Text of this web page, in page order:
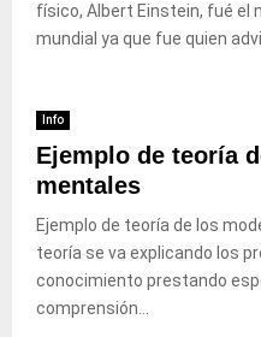
físico, Albert Einstein, fué el
mundial ya que fue quien
Info
Ejemplo de teoría
mentales
Ejemplo de teoría de los
teoría se va explicando los
conocimiento prestando
comprensión...